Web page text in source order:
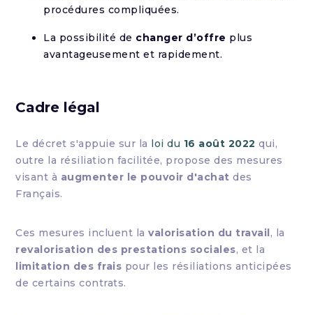
procédures compliquées.
La possibilité de changer d’offre plus
avantageusement et rapidement.
Cadre légal
Le décret s'appuie sur la loi du 16 août 2022 qui,
outre la résiliation facilitée, propose des mesures
visant à augmenter le pouvoir d'achat des
Français.
Ces mesures incluent lavalorisation du travail, la
revalorisation des prestations sociales, et la
limitation des frais pour les résiliations anticipées
de certains contrats.